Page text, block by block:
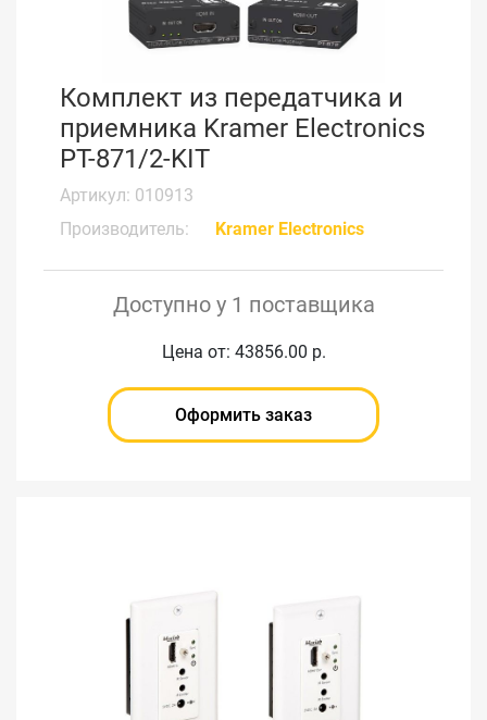
Комплект из передатчика и
приемника Kramer Electronics
PT-871/2-KIT
Артикул: 010913
Производитель:
Kramer Electronics
Доступно у 1 поставщика
Цена от: 43856.00 р.
Оформить заказ